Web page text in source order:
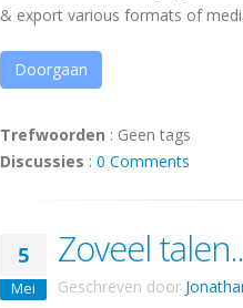
& export various formats of
Doorgaan
Trefwoorden : Geen tags
Discussies : 0 Comments
5
Mei
Zoveel
Geschreven door